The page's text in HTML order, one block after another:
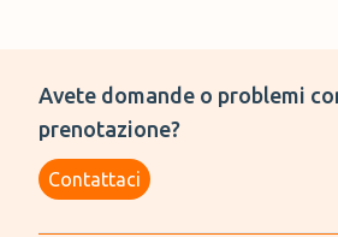
Avete domande o problemi
prenotazione?
Contattaci